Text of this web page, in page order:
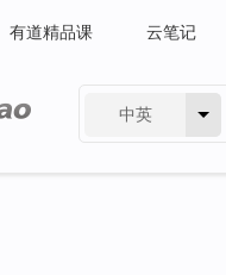
有道精品课 云笔记
中英